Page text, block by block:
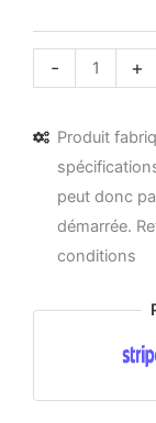
-
de
Bébé
+
Produit
peut donc
démarrée.
conditions